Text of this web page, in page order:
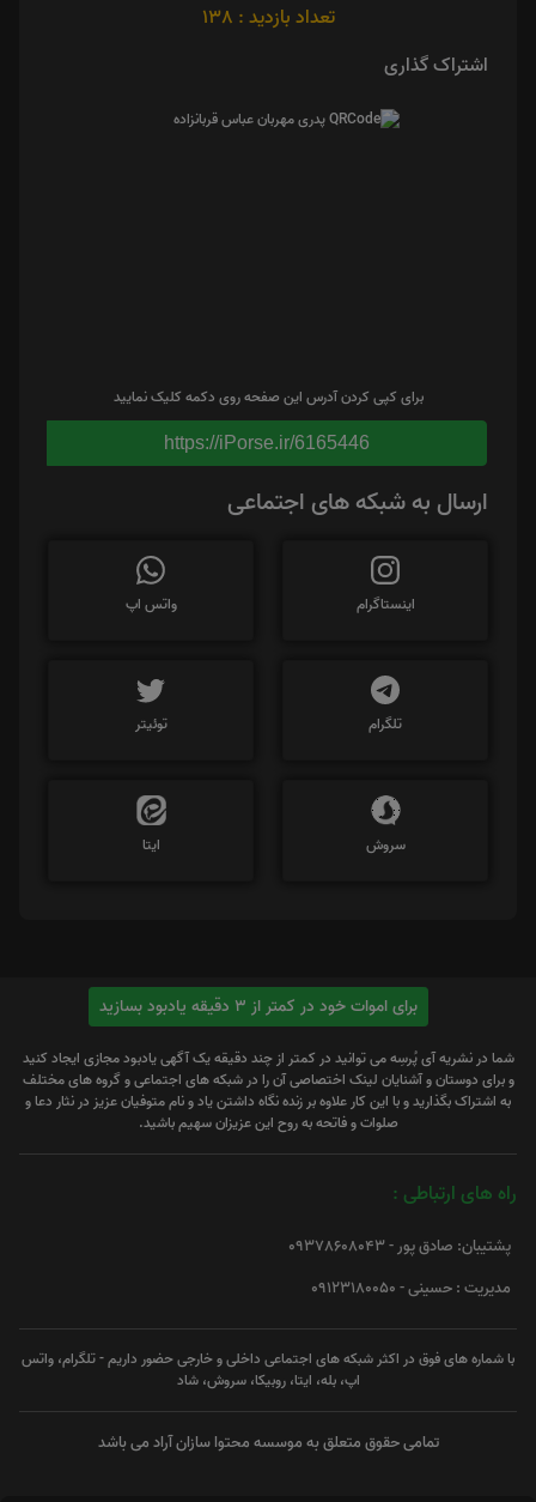
تعداد بازدید : 138
اشتراک گذاری
برای کپی کردن آدرس این صفحه روی دکمه کلیک نمایید
https://iPorse.ir/6165446
ارسال به شبکه های اجتماعی
اینستاگرام واتس اپ
تلگرام توئیتر
سروش ایتا
برای اموات خود در کمتر از 3 دقیقه یادبود بسازید
شما در نشریه آی پُرسِه می توانید در کمتر از چند دقیقه یک آگهی یادبود مجازی ایجاد کنید
و برای دوستان و آشنایان لینک اختصاصی آن را در شبکه های اجتماعی و گروه های مختلف
به اشتراک بگذارید و با این کار علاوه بر زنده نگاه داشتن یاد و نام متوفیان عزیز در نثار دعا و
صلوات و فاتحه به روح این عزیزان سهیم باشید.
راه های ارتباطی :
پشتیبان: صادق پور - 09378608043
مدیریت : حسینی - 09123180050
با شماره های فوق در اکثر شبکه های اجتماعی داخلی و خارجی حضور داریم - تلگرام، واتس
اپ، بله، ایتا، روبیکا، سروش، شاد
تمامی حقوق متعلق به موسسه محتوا سازان آراد می باشد